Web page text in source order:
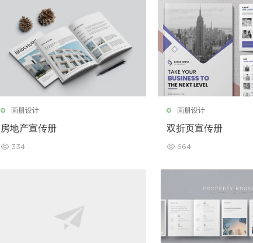
画册设计
房地产宣传册
334
画册设计
双折页宣传册
664